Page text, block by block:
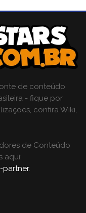
de conteúdo
- fique por
confira Wiki,
de Conteúdo
aqui:
partner.